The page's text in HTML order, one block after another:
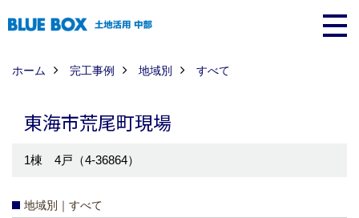
ホーム 完工事例 地域別 すべて
東海市荒尾町現場
1棟 4戸（4-36864）
地域別｜すべて